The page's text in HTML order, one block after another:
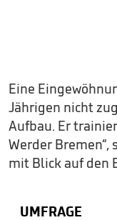
Eine
Jährigen nicht
Aufbau. Er
Werder Bremen“,
mit Blick auf den